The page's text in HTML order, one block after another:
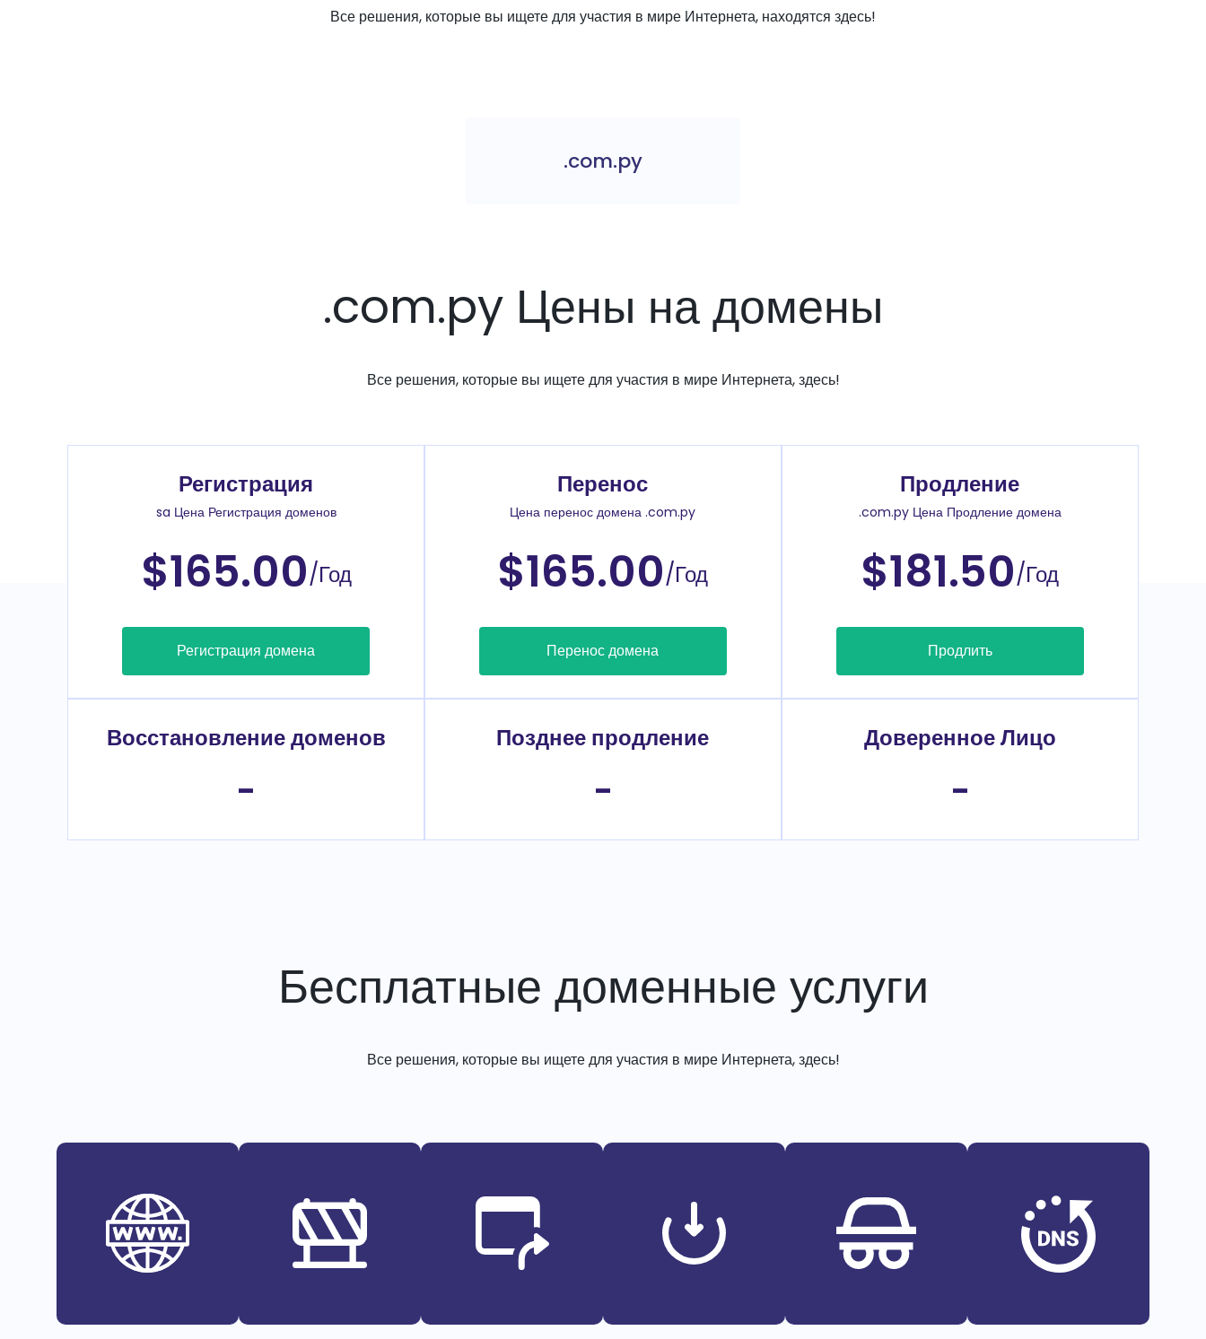
Все решения, которые вы ищете для участия в мире Интернета, находятся здесь!
.com.py
.com.py Цены на домены
Все решения, которые вы ищете для участия в мире Интернета, здесь!
Регистрация
sa Цена Регистрация доменов
$165.00/Год
Регистрация домена
Перенос
Цена перенос домена .com.py
$165.00/Год
Перенос домена
Продление
.com.py Цена Продление домена
$181.50/Год
Продлить
Восстановление доменов
-
Позднее продление
-
Доверенное Лицо
-
Бесплатные доменные услуги
Все решения, которые вы ищете для участия в мире Интернета, здесь!